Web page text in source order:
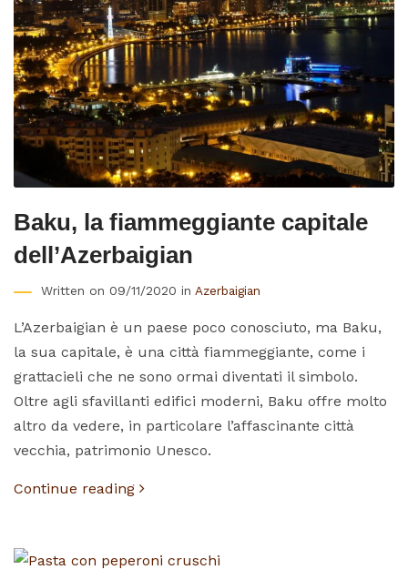
Baku, la fiammeggiante capitale
dell’Azerbaigian
Written on 09/11/2020 in Azerbaigian
L’Azerbaigian è un paese poco conosciuto, ma Baku,
la sua capitale, è una città fiammeggiante, come i
grattacieli che ne sono ormai diventati il simbolo.
Oltre agli sfavillanti edifici moderni, Baku offre molto
altro da vedere, in particolare l’affascinante città
vecchia, patrimonio Unesco.
Continue reading